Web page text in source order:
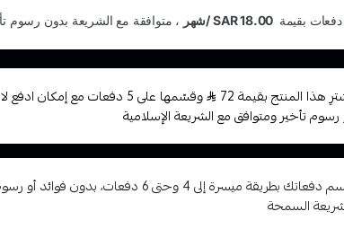
هذا المنتج بقيمة 72
وقسّمها على 5 دفعات مع إمكان
رسوم تأخير ومتوافق مع الشريعة الإسلامية
قسم دفعاتك بطريقة ميسرة إلى 4 وحتى 6 دفعات،
السمحة